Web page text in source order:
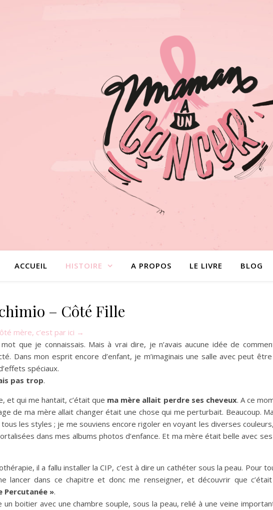
ACCUEIL HISTOIRE A PROPOS LE LIVRE BLOG
– Côté Fille
mère, c’est par ici →
que je connaissais. Mais à vrai dire, je n’avais aucune idée de
Dans mon esprit encore d’enfant, je m’imaginais une salle avec peut
spéciaux.
pas trop.
et qui me hantait, c’était que ma mère allait perdre ses cheveux. A ce
de ma mère allait changer était une chose qui me perturbait. Beaucoup.
les styles ; je me souviens encore rigoler en voyant les diverses
dans mes albums photos d’enfance. Et ma mère était belle avec
il a fallu installer la CIP, c’est à dire un cathéter sous la peau. Pour
lancer dans ce chapitre et donc me renseigner, et découvrir que
Percutanée ».
un boitier avec une chambre souple, sous la peau, relié à une veine